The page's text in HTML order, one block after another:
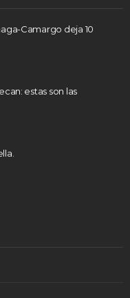
Camargo deja 10
estas son las